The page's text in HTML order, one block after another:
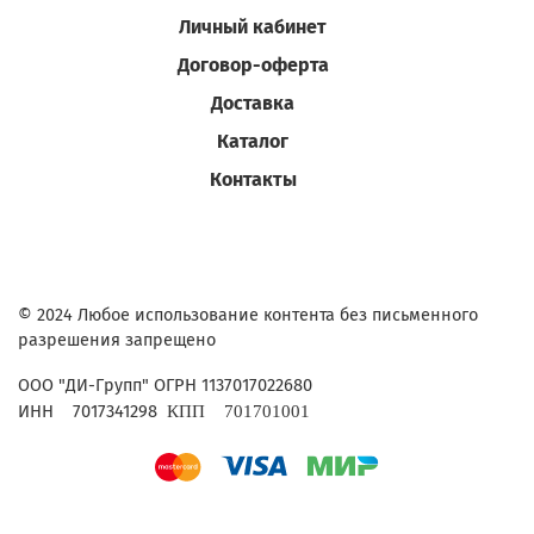
Личный кабинет
Договор-оферта
Доставка
Каталог
Контакты
© 2024 Любое использование контента без письменного
разрешения запрещено
ООО "ДИ-Групп" ОГРН 1137017022680
ИНН
7017341298 КПП 701701001